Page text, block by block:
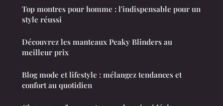
Top montres pour homme : l'indispensable pour un
style réussi
Découvrez les manteaux Peaky Blinders au
meilleur prix
Blog mode et lifestyle : mélangez tendances et
confort au quotidien